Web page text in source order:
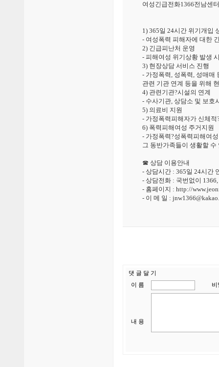
여성긴급전화1366전남센
1) 365일 24시간 위기개입
- 여성폭력 피해자에 대한
2) 긴급피난처 운영
- 피해여성 위기상황 발생
3) 현장상담 서비스 진행
- 가정폭력, 성폭력, 성매매
관련 기관 연계 등을 위해
4) 관련기관?시설의 연계
- 수사기관, 상담소 및 보호
5) 의료비 지원
- 가정폭력피해자가 신체
6) 폭력피해여성 주거지원
- 가정폭력?성폭력피해여
그 동반가족들이 생활할 수
☎ 상담 이용안내
- 상담시간 : 365일 24시간
- 상담전화 : 국번없이
- 홈페이지 : http://
- 이 메 일 :
댓 글 달 기
이 름
비
내 용